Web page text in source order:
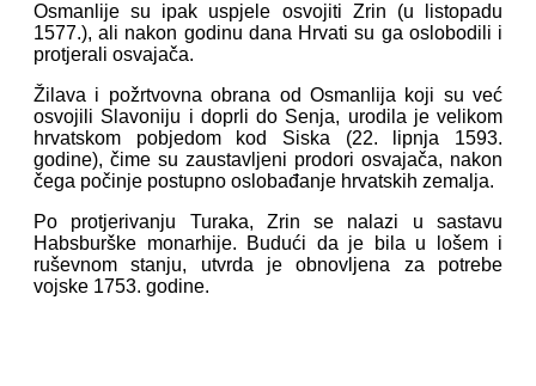
Osmanlije su ipak uspjele osvojiti Zrin (u listopadu
1577.), ali nakon godinu dana Hrvati su ga oslobodili i
protjerali osvajača.
Žilava i požrtvovna obrana od Osmanlija koji su već
osvojili Slavoniju i doprli do Senja, urodila je velikom
hrvatskom pobjedom kod Siska (22. lipnja 1593.
godine), čime su zaustavljeni prodori osvajača, nakon
čega počinje postupno oslobađanje hrvatskih zemalja.
Po protjerivanju Turaka, Zrin se nalazi u sastavu
Habsburške monarhije. Budući da je bila u lošem i
ruševnom stanju, utvrda je obnovljena za potrebe
vojske 1753. godine.